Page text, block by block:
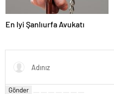
En Iyi Şanlıurfa Avukatı
Gönder